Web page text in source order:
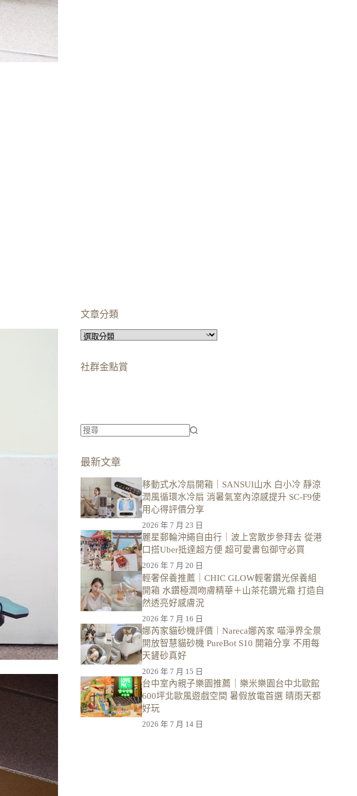
文章分類
文
分
類
社群金點賞
不
符
合
條
件
的
結
果
最新文章
移動式水冷扇開箱｜SANSUI山水 白小冷 靜涼
潤風循環水冷扇 消暑氣室內涼感提升 SC-F9使
用心得評價分享
2026 年 7 月 23 日
麗星郵輪沖繩自由行｜波上宮散步參拜去 從港
口搭Uber抵達超方便 超可愛書包御守必買
2026 年 7 月 20 日
輕奢保養推薦｜CHIC GLOW輕奢鑽光保養組
開箱 水鑽極潤吻膚精華＋山茶花鑽光霜 打造自
然透亮好感膚況
2026 年 7 月 16 日
娜芮家貓砂機評價｜Nareca娜芮家 喵淨界全景
開放智慧貓砂機 PureBot S10 開箱分享 不用每
天鏟砂真好
2026 年 7 月 15 日
台中室內親子樂園推薦｜樂米樂園台中北歐館
600坪北歐風遊戲空間 暑假放電首選 晴雨天都
好玩
2026 年 7 月 14 日